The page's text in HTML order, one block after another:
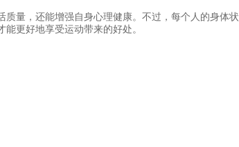
量，还能增强自身心理健康。不过，每个人的身体
更好地享受运动带来的好处。